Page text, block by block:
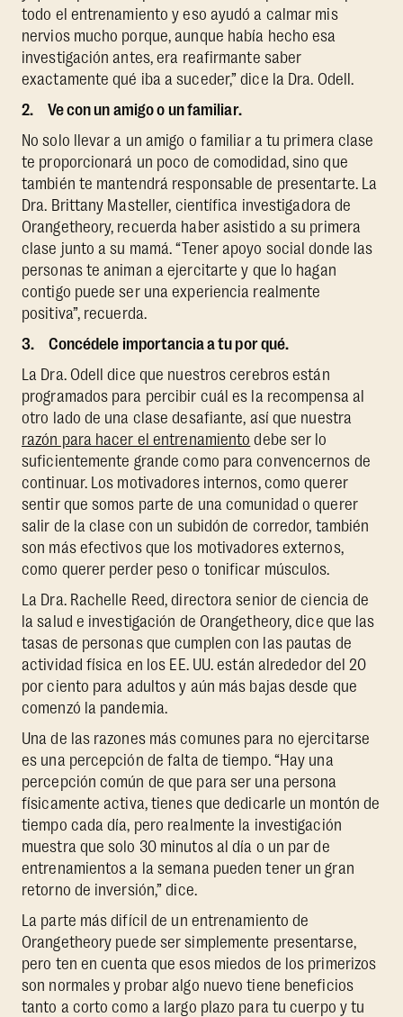
todo el entrenamiento y eso ayudó a calmar mis
nervios mucho porque, aunque había hecho esa
investigación antes, era reafirmante saber
exactamente qué iba a suceder,” dice la Dra. Odell.
2. Ve con un amigo o un familiar.
No solo llevar a un amigo o familiar a tu primera clase
te proporcionará un poco de comodidad, sino que
también te mantendrá responsable de presentarte. La
Dra. Brittany Masteller, científica investigadora de
Orangetheory, recuerda haber asistido a su primera
clase junto a su mamá. “Tener apoyo social donde las
personas te animan a ejercitarte y que lo hagan
contigo puede ser una experiencia realmente
positiva”, recuerda.
3. Concédele importancia a tu por qué.
La Dra. Odell dice que nuestros cerebros están
programados para percibir cuál es la recompensa al
otro lado de una clase desafiante, así que nuestra
razón para hacer el entrenamiento debe ser lo
suficientemente grande como para convencernos de
continuar. Los motivadores internos, como querer
sentir que somos parte de una comunidad o querer
salir de la clase con un subidón de corredor, también
son más efectivos que los motivadores externos,
como querer perder peso o tonificar músculos.
La Dra. Rachelle Reed, directora senior de ciencia de
la salud e investigación de Orangetheory, dice que las
tasas de personas que cumplen con las pautas de
actividad física en los EE. UU. están alrededor del 20
por ciento para adultos y aún más bajas desde que
comenzó la pandemia.
Una de las razones más comunes para no ejercitarse
es una percepción de falta de tiempo. “Hay una
percepción común de que para ser una persona
físicamente activa, tienes que dedicarle un montón de
tiempo cada día, pero realmente la investigación
muestra que solo 30 minutos al día o un par de
entrenamientos a la semana pueden tener un gran
retorno de inversión,” dice.
La parte más difícil de un entrenamiento de
Orangetheory puede ser simplemente presentarse,
pero ten en cuenta que esos miedos de los primerizos
son normales y probar algo nuevo tiene beneficios
tanto a corto como a largo plazo para tu cuerpo y tu